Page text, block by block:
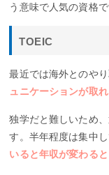
う意味で人気の資格で
TOEIC
最近では海外とのや
ュニケーションが取
独学だと難しいため
す。半年程度は集中
いると年収が変わる